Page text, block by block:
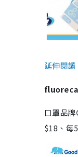
延伸閱
口罩品
$18、每